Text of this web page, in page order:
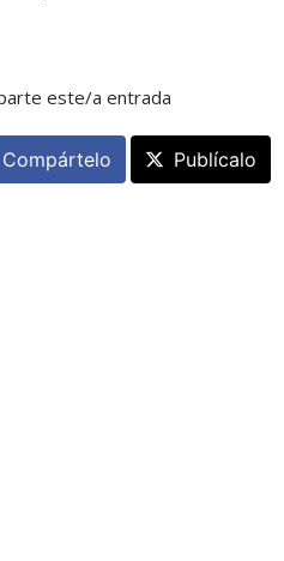
este/a entrada
Compártelo Publícalo